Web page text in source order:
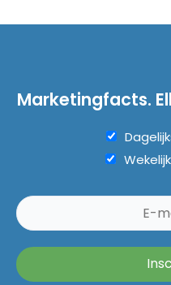
Marketingfacts.